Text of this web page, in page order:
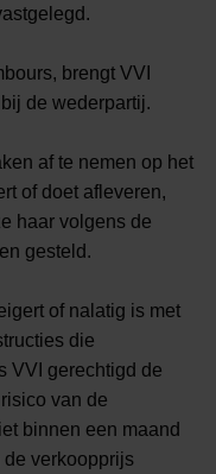
brengt VVI
de wederpartij.
af te nemen op het
of doet afleveren,
haar volgens de
gesteld.
of nalatig is met
die
VVI gerechtigd de
van de
binnen een maand
verkoopprijs